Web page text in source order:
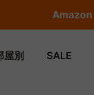
Amazon
屋別 SALE